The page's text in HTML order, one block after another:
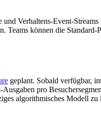
Verhaltens-Event-
Teams können die
geplant. Sobald verfügbar,
pro
algorithmisches Modell zu